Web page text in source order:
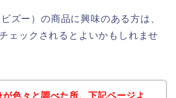
ズー）の商品に興味のある方は、
ェックされるとよいかもしれませ
が色々と調べた所、下記ページよ